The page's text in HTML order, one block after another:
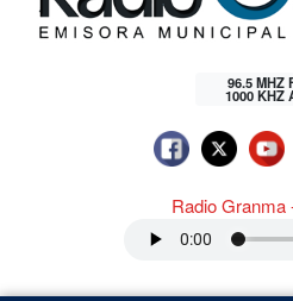
96.5 MHZ
1000 KHZ
Radio Granma